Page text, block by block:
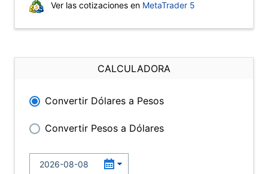
Ver las cotizaciones en MetaTrader 5
CALCULADORA
Convertir Dólares a Pesos
Convertir Pesos a Dólares